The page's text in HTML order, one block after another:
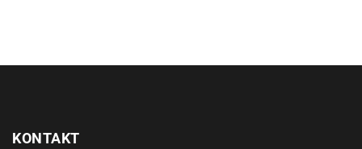
KONTAKT